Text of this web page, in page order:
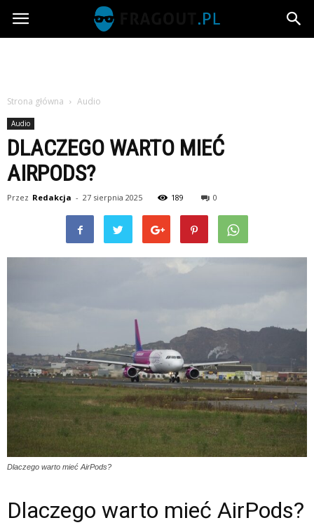
Fragout.pl
Strona główna Audio
Audio
DLACZEGO WARTO MIEĆ
AIRPODS?
Przez Redakcja - 27 sierpnia 2025 189 0
Dlaczego warto mieć AirPods?
Dlaczego warto mieć AirPods?